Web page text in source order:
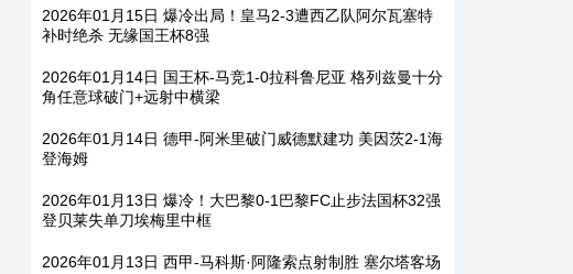
2026年01月15日 爆冷出局！皇马2-3遭西乙队阿尔瓦塞特
补时绝杀 无缘国王杯8强
2026年01月14日 国王杯-马竞1-0拉科鲁尼亚 格列兹曼十分
角任意球破门+远射中横梁
2026年01月14日 德甲-阿米里破门威德默建功 美因茨2-1海
登海姆
2026年01月13日 爆冷！大巴黎0-1巴黎FC止步法国杯32强
登贝莱失单刀埃梅里中框
2026年01月13日 西甲-马科斯·阿隆索点射制胜 塞尔塔客场